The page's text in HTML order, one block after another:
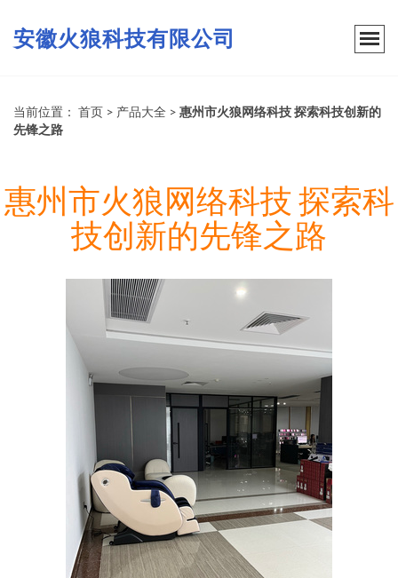
安徽火狼科技有限公司
当前位置： 首页 > 产品大全 > 惠州市火狼网络科技 探索科技创新的
先锋之路
惠州市火狼网络科技 探索科
技创新的先锋之路